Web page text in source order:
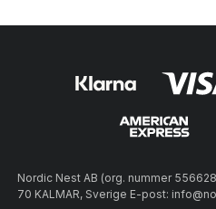
Nordic Nest AB (org. nummer
70 KALMAR, Sverige E-post: